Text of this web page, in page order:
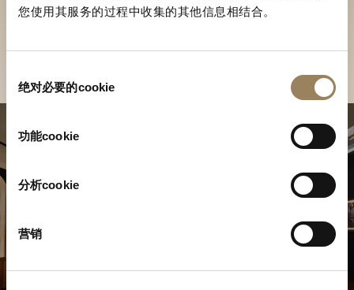
您使用其服务的过程中收集的其他信息相结合。
绝对必要的cookie
功能cookie
分析cookie
营销
到访精品店探索品牌系列
寻找精品店